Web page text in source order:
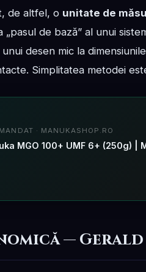
de altfel, o unitate de
de bază” al unui
desen mic la
Simplitatea metodei
· MANUKASHOP.RO
MGO 100+ UMF 6+ (250g) |
— Gerald